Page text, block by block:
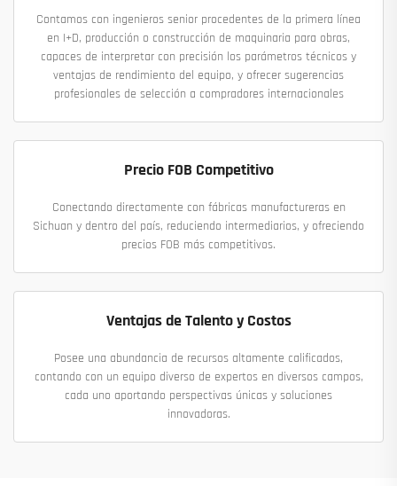
Contamos con ingenieros senior procedentes de la primera línea
en I+D, producción o construcción de maquinaria para obras,
capaces de interpretar con precisión los parámetros técnicos y
ventajas de rendimiento del equipo, y ofrecer sugerencias
profesionales de selección a compradores internacionales
Precio FOB Competitivo
Conectando directamente con fábricas manufactureras en
Sichuan y dentro del país, reduciendo intermediarios, y ofreciendo
precios FOB más competitivos.
Ventajas de Talento y Costos
Posee una abundancia de recursos altamente calificados,
contando con un equipo diverso de expertos en diversos campos,
cada uno aportando perspectivas únicas y soluciones
innovadoras.